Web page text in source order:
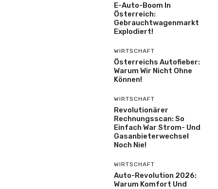
E-Auto-Boom In
Österreich:
Gebrauchtwagenmarkt
Explodiert!
WIRTSCHAFT
Österreichs Autofieber:
Warum Wir Nicht Ohne
Können!
WIRTSCHAFT
Revolutionärer
Rechnungsscan: So
Einfach War Strom- Und
Gasanbieterwechsel
Noch Nie!
WIRTSCHAFT
Auto-Revolution 2026:
Warum Komfort Und